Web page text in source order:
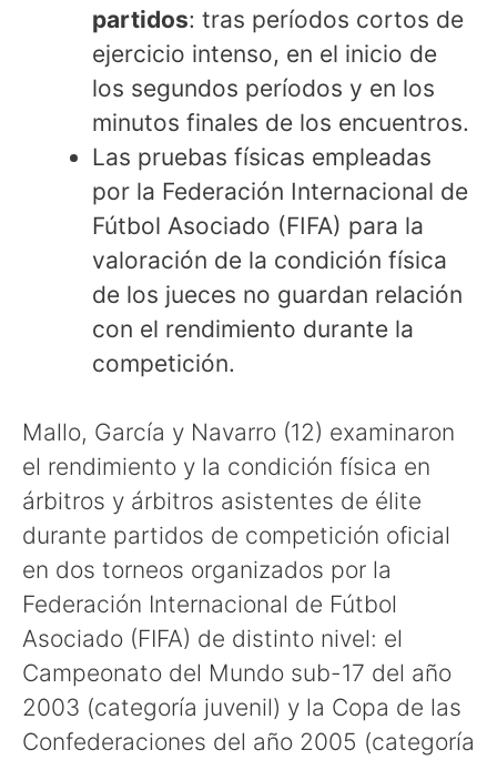
partidos: tras períodos cortos de
ejercicio intenso, en el inicio de
los segundos períodos y en los
minutos finales de los encuentros.
Las pruebas físicas empleadas
por la Federación Internacional de
Fútbol Asociado (FIFA) para la
valoración de la condición física
de los jueces no guardan relación
con el rendimiento durante la
competición.
Mallo, García y Navarro (12) examinaron
el rendimiento y la condición física en
árbitros y árbitros asistentes de élite
durante partidos de competición oficial
en dos torneos organizados por la
Federación Internacional de Fútbol
Asociado (FIFA) de distinto nivel: el
Campeonato del Mundo sub-17 del año
2003 (categoría juvenil) y la Copa de las
Confederaciones del año 2005 (categoría